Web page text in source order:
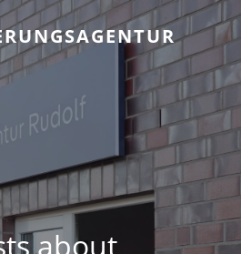
about